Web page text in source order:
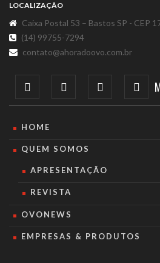
LOCALIZAÇÃO
Caixa Postal 53 – Bastos SP - CEP
(14) 99755-7294
contato@ahoradoovo.com.br
HOME
QUEM SOMOS
APRESENTAÇÃO
REVISTA
OVONEWS
EMPRESAS & PRODUTOS